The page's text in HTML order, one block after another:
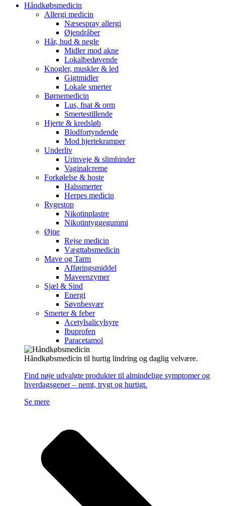
Håndkøbsmedicin
Allergi medicin
Næsespray allergi
Øjendråber
Hår, hud & negle
Midler mod akne
Lokalbedøvende
Knogler, muskler & led
Gigtmidler
Lokale smerter
Børnemedicin
Lus, fnat & orm
Smertestillende
Hjerte & kredsløb
Blodfortyndende
Mod hjertekramper
Underliv
Urinveje & slimhinder
Vaginalcreme
Forkølelse & hoste
Halssmerter
Herpes medicin
Rygestop
Nikotinplastre
Nikotintyggegummi
Øjne
Rejse medicin
Vægttabsmedicin
Mave og Tarm
Afføringsmiddel
Maveenzymer
Sjæl & Sind
Energi
Søvnbesvær
Smerter & feber
Acetylsalicylsyre
Ibuprofen
Paracetamol
Håndkøbsmedicin til hurtig lindring og daglig velvære.
Find nøje udvalgte produkter til almindelige symptomer og
hverdagsgener – nemt, trygt og hurtigt.
Se mere